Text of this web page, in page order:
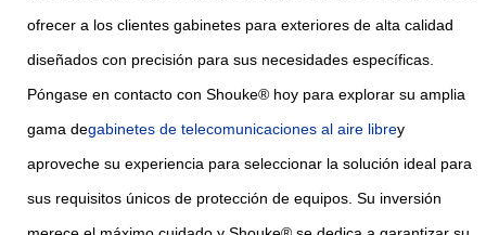
ofrecer a los clientes gabinetes para exteriores de alta calidad
diseñados con precisión para sus necesidades específicas.
Póngase en contacto con Shouke® hoy para explorar su amplia
gama degabinetes de telecomunicaciones al aire librey
aproveche su experiencia para seleccionar la solución ideal para
sus requisitos únicos de protección de equipos. Su inversión